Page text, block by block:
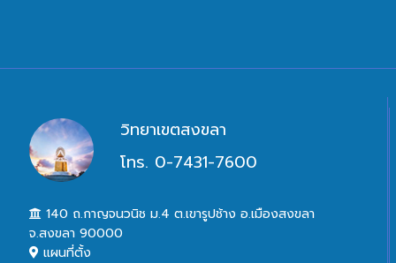
วิทยาเขตสงขลา
โทร. 0-7431-7600
140 ถ.กาญจนวนิช ม.4 ต.เขารูปช้าง อ.เมืองสงขลา
จ.สงขลา 90000
แผนที่ตั้ง